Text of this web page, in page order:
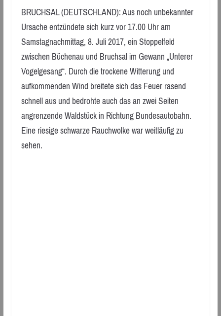
BRUCHSAL (DEUTSCHLAND): Aus noch unbekannter
Ursache entzündete sich kurz vor 17.00 Uhr am
Samstagnachmittag, 8. Juli 2017, ein Stoppelfeld
zwischen Büchenau und Bruchsal im Gewann „Unterer
Vogelgesang“. Durch die trockene Witterung und
aufkommenden Wind breitete sich das Feuer rasend
schnell aus und bedrohte auch das an zwei Seiten
angrenzende Waldstück in Richtung Bundesautobahn.
Eine riesige schwarze Rauchwolke war weitläufig zu
sehen.